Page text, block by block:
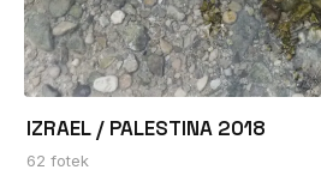
IZRAEL / PALESTINA 2018
62 fotek